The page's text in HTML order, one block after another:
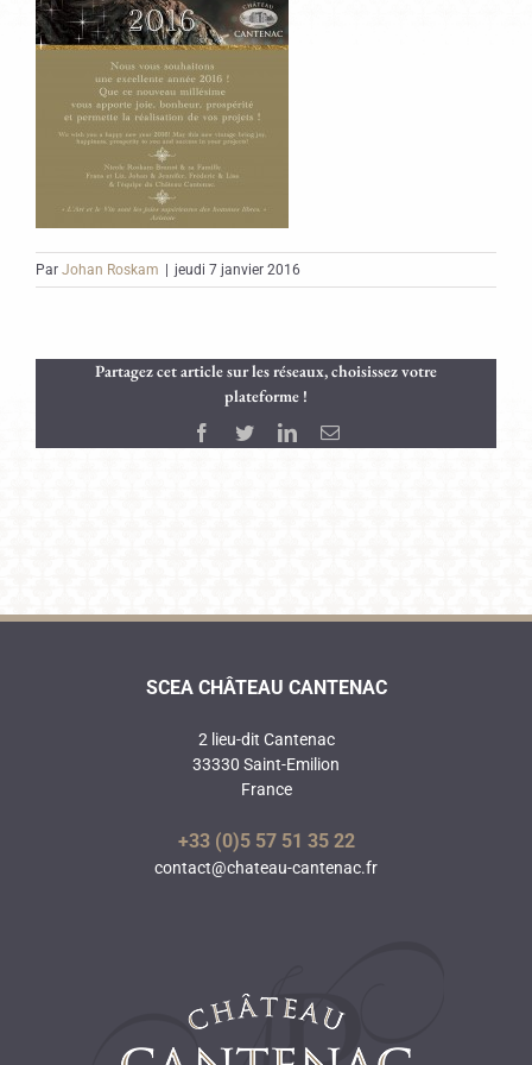
Par Johan Roskam jeudi 7 janvier 2016
Partagez cet article sur les réseaux, choisissez votre
plateforme !
Facebook
TwitterLinkedInEmail
SCEA CHÂTEAU CANTENAC
2 lieu-dit Cantenac
33330 Saint-Emilion
France
+33 (0)5 57 51 35 22
contact@chateau-cantenac.fr